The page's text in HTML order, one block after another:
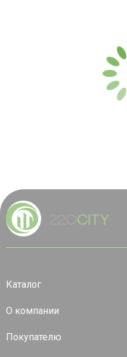
Каталог
О компании
Покупателю